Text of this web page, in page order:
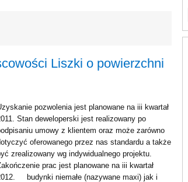
Liszki o powierzchni
pozwolenia jest planowane na iii kwartał
Stan deweloperski jest realizowany po
umowy z klientem oraz może zarówno
oferowanego przez nas standardu a także
zrealizowany wg indywidualnego projektu.
prac jest planowane na iii kwartał
budynki niemałe (nazywane maxi) jak i